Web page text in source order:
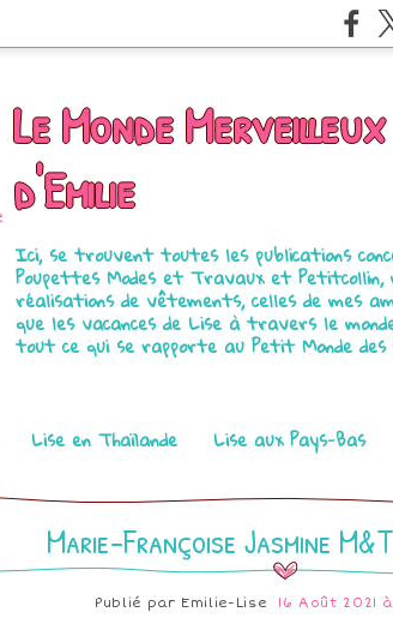
Le Monde Merveilleux
d'Emilie
Ici, se trouvent toutes les publications
Poupettes Modes et Travaux et Petitcollin,
réalisations de vêtements, celles de mes
que les vacances de Lise à travers le
tout ce qui se rapporte au Petit Monde des
Lise en Thaïlande Lise aux Pays-Bas
Marie-Françoise Jasmine
Publié par Emilie-Lise 16 Août 2021